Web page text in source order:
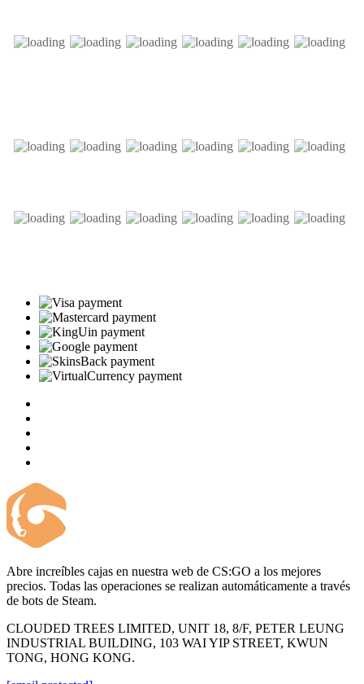
Abre increíbles cajas en nuestra web de CS:GO a los mejores
precios. Todas las operaciones se realizan automáticamente a través
de bots de Steam.
CLOUDED TREES LIMITED, UNIT 18, 8/F, PETER LEUNG
INDUSTRIAL BUILDING, 103 WAI YIP STREET, KWUN
TONG, HONG KONG.